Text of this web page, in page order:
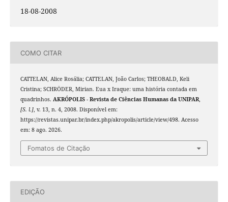
18-08-2008
COMO CITAR
CATTELAN, Alice Rosália; CATTELAN, João Carlos; THEOBALD, Keli
Cristina; SCHRÖDER, Mirian. Eua x Iraque: uma história contada em
quadrinhos. AKRÓPOLIS - Revista de Ciências Humanas da UNIPAR,
[S. l.], v. 13, n. 4, 2008. Disponível em:
https://revistas.unipar.br/index.php/akropolis/article/view/498. Acesso
em: 8 ago. 2026.
Fomatos de Citação
EDIÇÃO